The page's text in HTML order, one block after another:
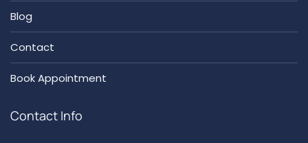
Blog
Contact
Book Appointment
Contact Info